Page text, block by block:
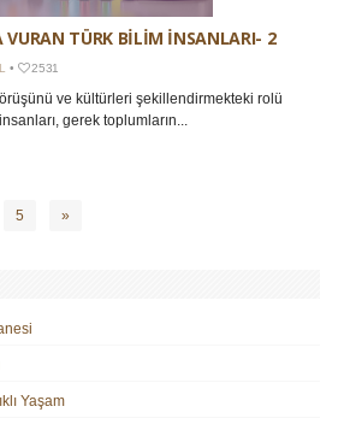
VURAN TÜRK BİLİM İNSANLARI- 2
• 2531
ve kültürleri şekillendirmekteki rolü
gerek toplumların...
5 »
Yaşam